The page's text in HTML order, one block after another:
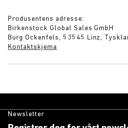
Produsentens adresse:
Birkenstock Global Sales GmbH
Burg Ockenfels, 53545 Linz,
Kontaktskjema
Newsletter